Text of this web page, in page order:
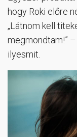
hogy Roki előre
„Látnom kell
megmondtam!”
ilyesmit.